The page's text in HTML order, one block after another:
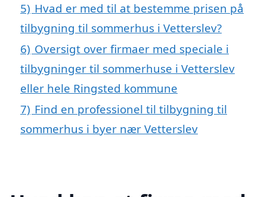
5) Hvad er med til at bestemme prisen på
tilbygning til sommerhus i Vetterslev?
6) Oversigt over firmaer med speciale i
tilbygninger til sommerhuse i Vetterslev
eller hele Ringsted kommune
7) Find en professionel til tilbygning til
sommerhus i byer nær Vetterslev